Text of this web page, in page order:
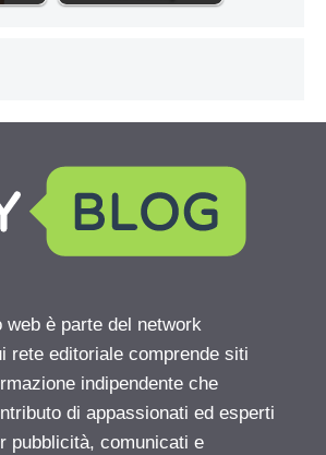
web è parte del network
rete editoriale comprende siti
indipendente che
di appassionati ed esperti
pubblicità, comunicati e